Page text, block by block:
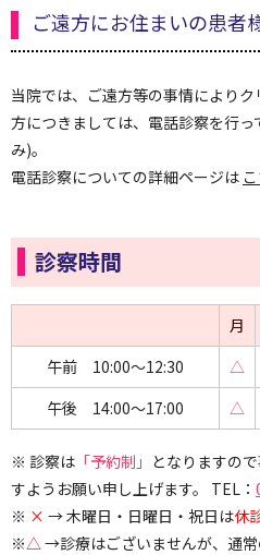
ご遠方にお住まいの患者
当院では、ご遠方等の事情により
方につきましては、電話診察を行
み)。
電話診察についての詳細ページは
診察時間
月
午前 10:00～12:30
△
午後 14:00～17:00
△
※ 診察は 「予約制」 となりますの
すようお願い申し上げます。 TEL：
※ × → 木曜日・日曜日・祝日は休
※△ →診療はございませんが、通